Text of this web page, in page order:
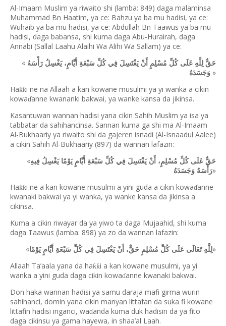
Al-Imaam Muslim ya riwaito shi (lamba: 849) daga malaminsa
Muhammad Bn Haatim, ya ce: Bahzu ya ba mu hadisi, ya ce:
Wuhaib ya ba mu hadisi, ya ce: Abdullah Bn Taawus ya ba mu
hadisi, daga babansa, shi kuma daga Abu-Hurairah, daga
Annabi (Sallal Laahu Alaihi Wa Alihi Wa Sallam) ya ce:
« حَقٌّ لِلَّهِ عَلَى كُلِّ مُسْلِمٍ أَنْ يَغْتَسِلَ فِي كُلِّ سَبْعَةِ أَيَّامٍ، يَغْسِلُ رَأْسَهُ
وَجَسَدَهُ »
Haƙƙi ne na Allaah a kan kowane musulmi ya yi wanka a cikin
kowaɗanne kwananki bakwai, ya wanke kansa da jikinsa.
Kasantuwan wannan hadisi yana cikin Sahih Muslim ya isa ya
tabbatar da sahihancinsa. Sannan kuma ga shi ma Al-Imaam
Al-Bukhaariy ya riwaito shi da gajeren isnadi (Al-Isnaadul Aalee)
a cikin Sahih Al-Bukhaariy (897) da wannan lafazin:
«حَقٌّ عَلَى كُلِّ مُسْلِمٍ، أَنْ يَغْتَسِلَ فِي كُلِّ سَبْعَةِ أَيَّامٍ يَوْمًا يَغْسِلُ فِيهِ
رَأْسَهُ وَجَسَدَهُ»
Haƙƙi ne a kan kowane musulmi a yini guda a cikin kowaɗanne
kwanaki bakwai ya yi wanka, ya wanke kansa da jikinsa a
cikinsa.
Kuma a cikin riwayar da ya yiwo ta daga Mujaahid, shi kuma
daga Taawus (lamba: 898) ya zo da wannan lafazin:
«لِلَّهِ تَعَالَى عَلَى كُلِّ مُسْلِمٍ حَقٌّ، أَنْ يَغْتَسِلَ فِي كُلِّ سَبْعَةِ أَيَّامٍ يَوْمًا»
Allaah Ta’aala yana da haƙƙi a kan kowane musulmi, ya yi
wanka a yini guda daga cikin kowaɗanne kwanaki bakwai.
Don haka wannan hadisi ya samu daraja mafi girma wurin
sahihanci, domin yana cikin manyan littafan da suka fi kowane
littafin hadisi inganci, waɗanda kuma duk hadisin da ya fito
daga cikinsu ya gama hayewa, in shaa’al Laah.